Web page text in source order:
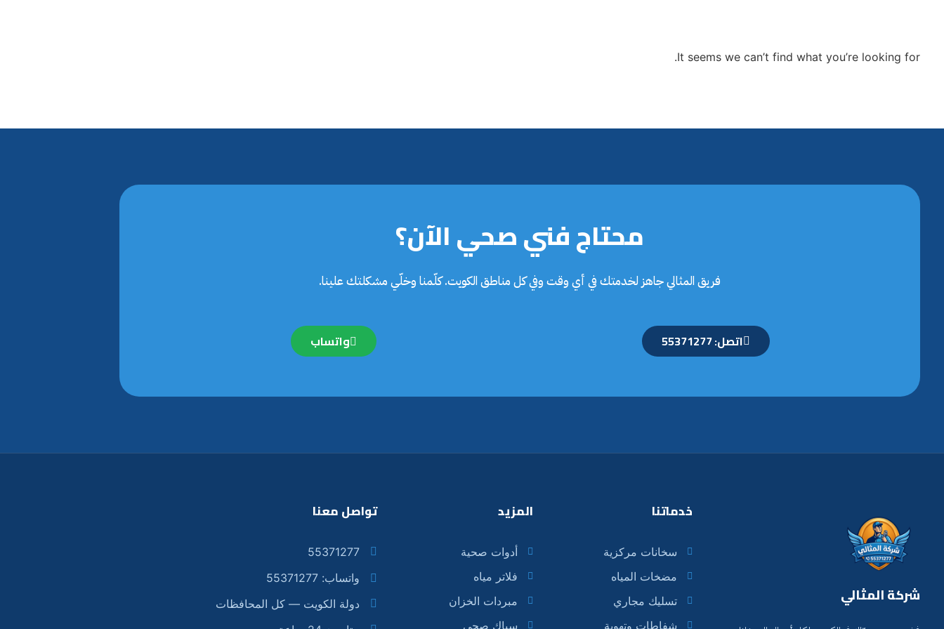
It seems we can’t find what you’re looking for.
محتاج فني صحي الآن؟
فريق المثالي جاهز لخدمتك في أي وقت وفي كل مناطق الكويت. كلّمنا وخلّي مشكلتك علينا.
اتصل: 55371277 واتساب
شركة المثالي
خدماتنا
سخانات مركزية
مضخات المياه
تسليك مجاري
شفاطات وتهوية
المزيد
أدوات صحية
فلاتر مياه
مبردات الخزان
سباك صحي
تواصل معنا
55371277
واتساب: 55371277
دولة الكويت — كل المحافظات